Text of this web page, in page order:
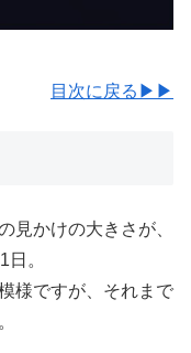
目次に戻る▶▶
見かけの大きさが、
。
様ですが、それまで